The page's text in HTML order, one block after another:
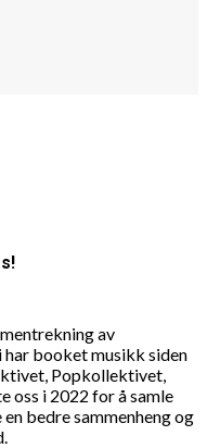
av
har booket musikk siden
Popkollektivet,
oss i 2022 for å samle
bedre sammenheng og